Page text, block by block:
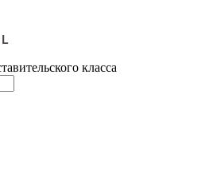
класса